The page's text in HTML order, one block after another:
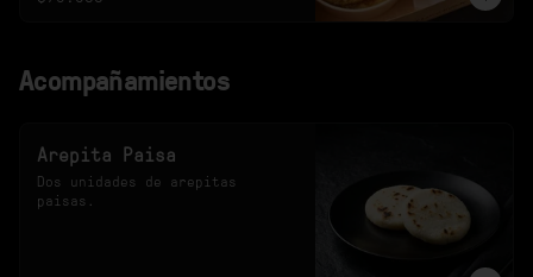
Acompañamientos
Arepita Paisa
Dos unidades de arepitas
paisas.